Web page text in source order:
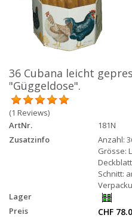
36 Cubana leicht
"Güggeldose".
(1 Reviews)
ArtNr.
181N
Zusatzinfo
Anzahl:
Grösse:
Schnitt:
Lager
Preis
CHF